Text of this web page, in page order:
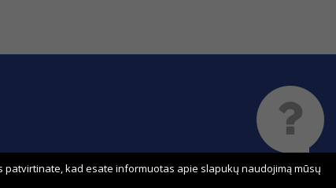
Sprendimas:
patvirtinate, kad esate informuotas apie slapukų naudojimą mūsų